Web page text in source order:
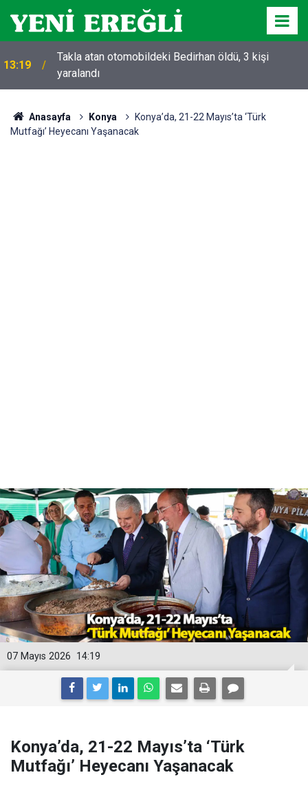
13:19
Takla atan otomobildeki Bedirhan öldü, 3 kişi
yaralandı
Anasayfa Konya
Konya’da, 21-22 Mayıs’ta ‘Türk
Mutfağı’ Heyecanı Yaşanacak
14:19
07 Mayıs 2026
Konya’da, 21-22 Mayıs’ta ‘Türk
Mutfağı’ Heyecanı Yaşanacak